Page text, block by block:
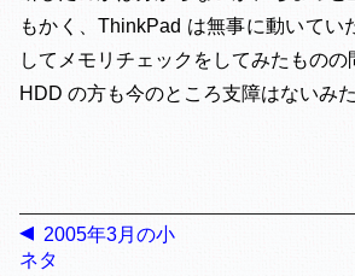
もかく、ThinkPad は無事に動いてい
してメモリチェックをしてみたものの
HDD の方も今のところ支障はないみ
2005年3月の小
ネタ